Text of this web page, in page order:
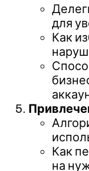
для
Как
Как
на